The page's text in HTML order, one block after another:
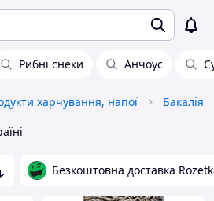
Рибні снеки Анчоус
харчування, напої Бакалія
Безкоштовна доставка